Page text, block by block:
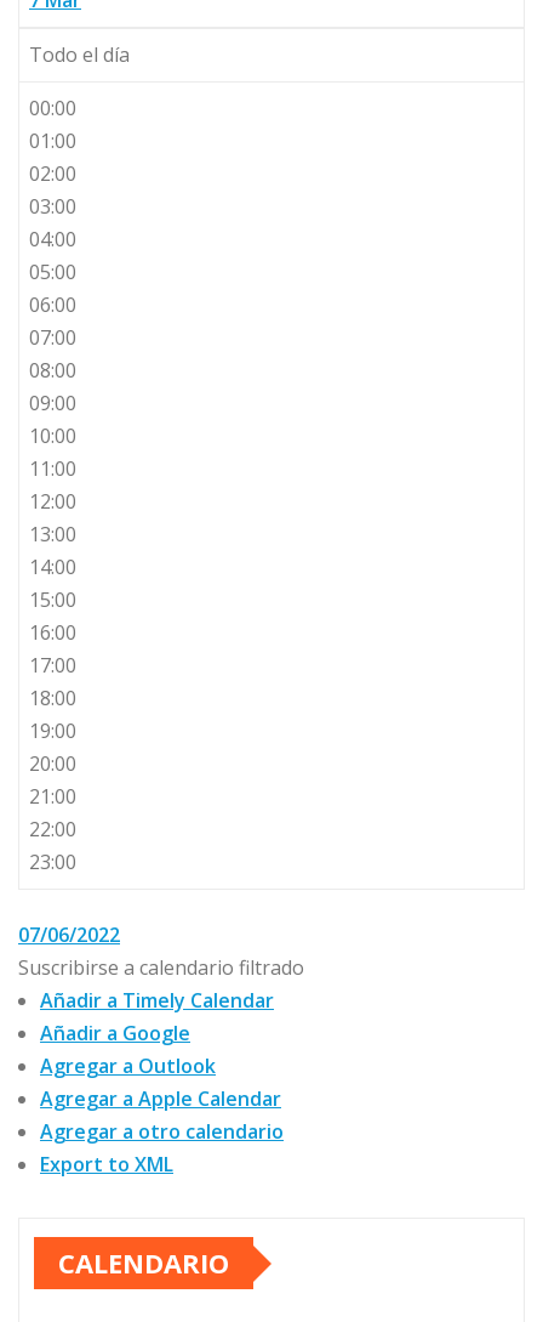
Todo el día
00:00
01:00
02:00
03:00
04:00
05:00
06:00
07:00
08:00
09:00
10:00
11:00
12:00
13:00
14:00
15:00
16:00
17:00
18:00
19:00
20:00
21:00
22:00
23:00
07/06/2022
Suscribirse a calendario filtrado
Añadir a Timely Calendar
Añadir a Google
Agregar a Outlook
Agregar a Apple Calendar
Agregar a otro calendario
Export to XML
CALENDARIO